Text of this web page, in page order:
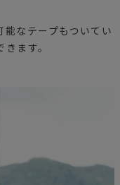
能なテープもついてい
ます。